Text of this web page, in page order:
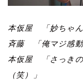
本仮屋 「妙ちゃん
斉藤 「俺マジ感動
本仮屋 「さっきの
（笑）」